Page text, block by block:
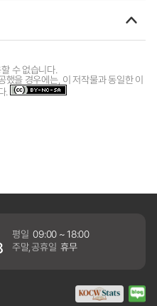
수 없습니다.
했을 경우에는, 이 저작물과 동일한 이
.
평일 09:00 ~ 18:00
주말,공휴일 휴무